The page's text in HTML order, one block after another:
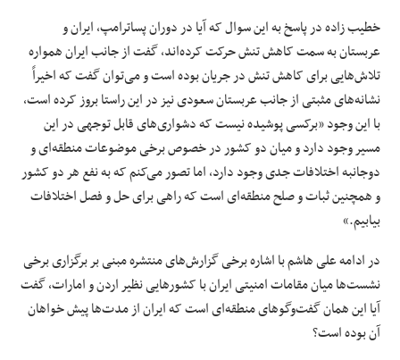
خطیب زاده در پاسخ به این سوال که آیا در دوران پساترامپ، ایران و
عربستان به سمت کاهش تنش حرکت کرده‌اند، گفت از جانب ایران همواره
تلاش‌هایی برای کاهش تنش در جریان بوده است و می‌توان گفت که اخیراً
نشانه‌های مثبتی از جانب عربستان سعودی نیز در این راستا بروز کرده است،
با این وجود «برکسی پوشیده نیست که دشواری‌های قابل توجهی در این
مسیر وجود دارد و میان دو کشور در خصوص برخی موضوعات منطقه‌ای و
دوجانبه اختلافات جدی وجود دارد، اما تصور می‌کنم که به نفع هر دو کشور
و همچنین ثبات و صلح منطقه‌ای است که راهی برای حل و فصل اختلافات
بیابیم.»
در ادامه علی هاشم با اشاره برخی گزارش‌های منتشره مبنی بر برگزاری برخی
نشست‌ها میان مقامات امنیتی ایران با کشورهایی نظیر اردن و امارات، گفت
آیا این همان گفت‌وگوهای منطقه‌ای است که ایران از مدت‌ها پیش خواهان
آن بوده است؟